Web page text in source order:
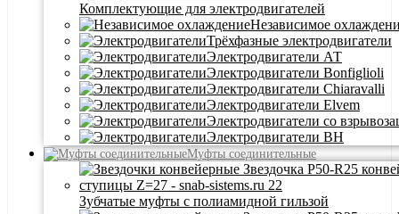
Комплектующие для электродвигателей
Независимое
Трёхфазные электродвигатели
Электродвигатели АТ
Электродвигатели Bonfiglioli
Электродвигатели Chiaravalli
Электродвигатели Elvem
Электродвигатели со
Электродвигатели BH
Муфты соединительные
Зубчатые муфты с полиамидной гильзой